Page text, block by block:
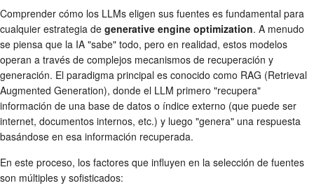
Comprender cómo los LLMs eligen sus fuentes es fundamental para
cualquier estrategia de generative engine optimization. A menudo
se piensa que la IA "sabe" todo, pero en realidad, estos modelos
operan a través de complejos mecanismos de recuperación y
generación. El paradigma principal es conocido como RAG (Retrieval
Augmented Generation), donde el LLM primero "recupera"
información de una base de datos o índice externo (que puede ser
internet, documentos internos, etc.) y luego "genera" una respuesta
basándose en esa información recuperada.
En este proceso, los factores que influyen en la selección de fuentes
son múltiples y sofisticados: